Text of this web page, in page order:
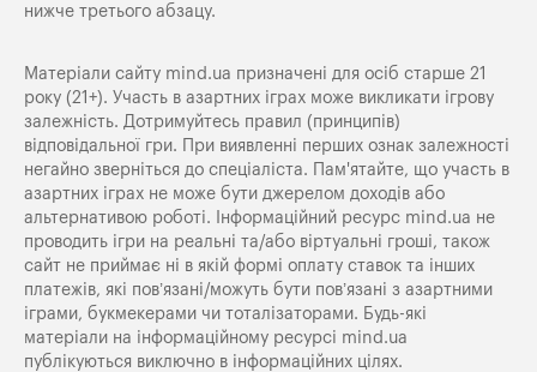
нижче третього абзацу.
Матеріали сайту mind.ua призначені для осіб старше 21
року (21+). Участь в азартних іграх може викликати ігрову
залежність. Дотримуйтесь правил (принципів)
відповідальної гри. При виявленні перших ознак залежності
негайно зверніться до спеціаліста. Пам'ятайте, що участь в
азартних іграх не може бути джерелом доходів або
альтернативою роботі. Інформаційний ресурс mind.ua не
проводить ігри на реальні та/або віртуальні гроші, також
сайт не приймає ні в якій формі оплату ставок та інших
платежів, які пов’язані/можуть бути пов’язані з азартними
іграми, букмекерами чи тоталізаторами. Будь-які
матеріали на інформаційному ресурсі mind.ua
публікуються виключно в інформаційних цілях.